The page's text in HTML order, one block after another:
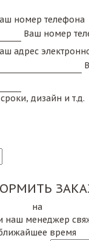
номер телефона
Ваш номер
адрес
дизайн и т.д.
на
наш менеджер
время